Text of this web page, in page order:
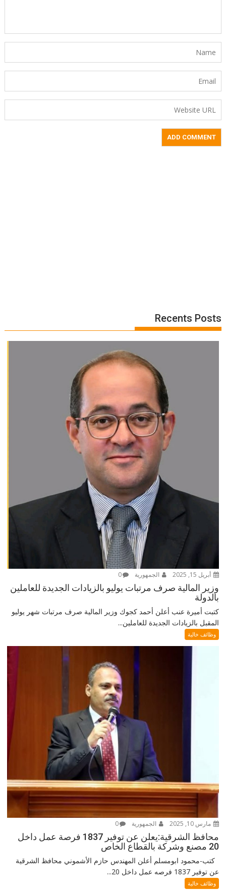
Recents Posts
أبريل 15, 2025 الجمهورية 0
وزير المالية صرف مرتبات يوليو بالزيادات الجديدة للعاملين
بالدولة
كتبت أميرة عنب أعلن أحمد كجوك وزير المالية صرف مرتبات شهر يوليو
المقبل بالزيادات الجديدة للعاملين...
وظائف خالية
مارس 10, 2025 الجمهورية 0
محافظ الشرقية:يعلن عن توفير 1837 فرصة عمل داخل
20 مصنع وشركة بالقطاع الخاص
كتب-محمود ابومسلم أعلن المهندس حازم الأشموني محافظ الشرقية
عن توفير 1837 فرصه عمل داخل 20...
وظائف خالية